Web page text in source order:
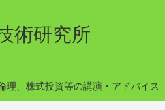
術研究所
理、株式投資等の講演・アドバイス